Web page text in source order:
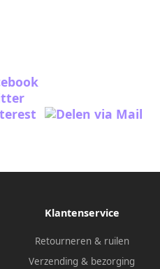
Klantenservice
Retourneren & ruilen
Verzending & bezorging